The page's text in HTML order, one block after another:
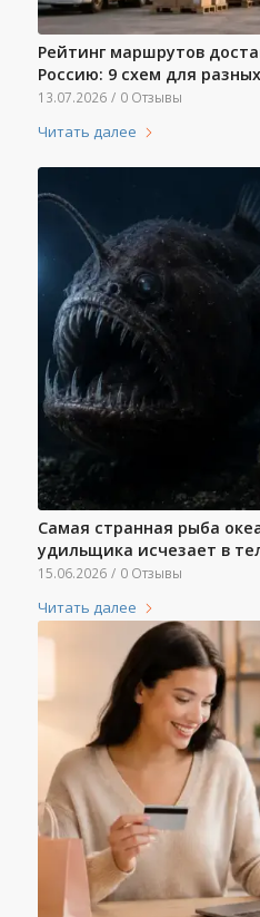
Рейтинг маршрутов
Россию: 9 схем для
13.07.2026 / 0 Отзывы
Читать далее
Самая странная рыба
удильщика исчезает в
15.06.2026 / 0 Отзывы
Читать далее